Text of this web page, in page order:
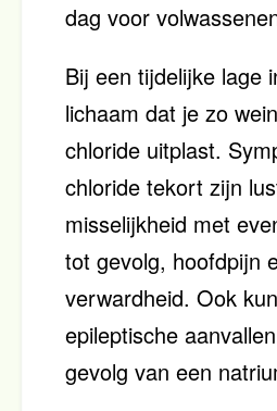
dag voor
Bij een tijdelijke lage
lichaam dat je zo
chloride uitplast.
chloride tekort zijn
misselijkheid met
tot gevolg, hoofdpijn
verwardheid. Ook
epileptische
gevolg van een